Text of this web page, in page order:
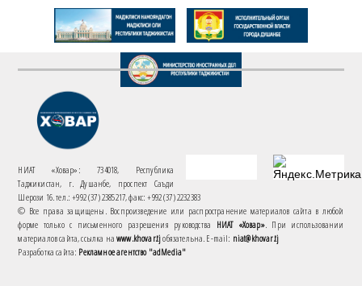
НИАТ «Ховар»: 734018, Республика
Таджикистан, г. Душанбе, проспект Саъди
Шерози 16. тел.: +992 (37) 2385217, факс: +992 (37) 2232383
© Все права защищены. Воспроизведение или распространение материалов сайта в любой
форме только с письменного разрешения руководства НИАТ «Ховар». При использовании
материалов сайта, ссылка наwww.khovar.tjобязательна. E-mail: niat@khovar.tj
Разработка сайта: Рекламное агентство "adMedia"